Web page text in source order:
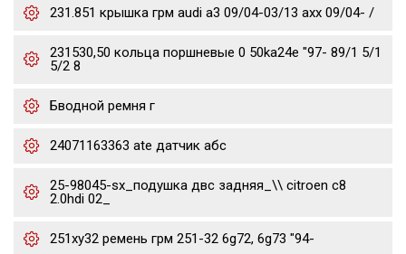
231.851 крышка грм audi a3 09/04-03/13 axx 09/04- /
231530,50 кольца поршневые 0 50ka24e "97- 89/1 5/1
5/2 8
Бводной ремня г
24071163363 ate датчик абс
25-98045-sx_подушка двс задняя_\\ citroen c8
2.0hdi 02_
251xy32 ремень грм 251-32 6g72, 6g73 "94-